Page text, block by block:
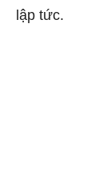
lập tức.